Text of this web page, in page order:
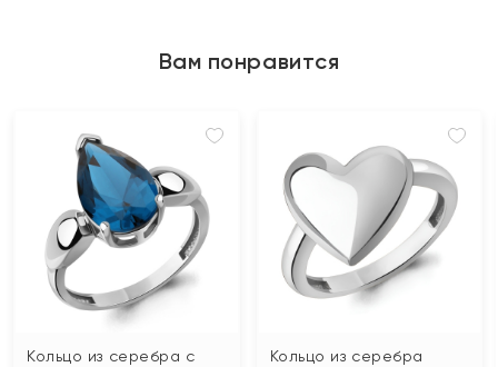
Вам понравится
Кольцо из серебра с
Кольцо из серебра